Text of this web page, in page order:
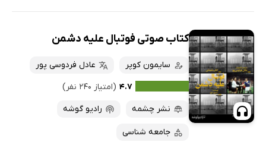
کتاب صوتی فوتبال علیه دشمن
سایمون کوپر
عادل فردوسی پور
۴.۷ (امتیاز ۲۴۰ نفر)
نشر چشمه
رادیو گوشه
جامعه شناسی